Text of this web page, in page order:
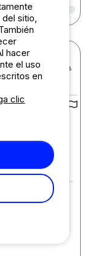
sanitation areas
vehicule
sitio,
hacer
el uso
en
clic